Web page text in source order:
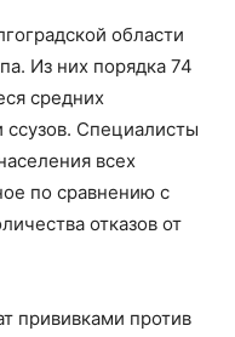
области
Из них порядка 74
средних
Специалисты
всех
по сравнению с
отказов от
прививками против